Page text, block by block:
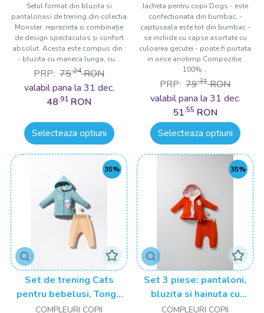
Setul format din bluzita si
pantalonasi de trening din colectia
Monster, reprezinta o combinație
de design spectaculos și confort
absolut. Acesta este compus din :
- bluzita cu maneca lunga, cu...
PRP: 75,24 RON
valabil pana la 31 dec.
48,91 RON
Selecteaza optiuni
Jacheta pentru copii Dogs - este
confectionata din bumbac, -
captuseala este tot din bumbac -
se inchide cu capse asortate cu
culoarea gecutei - poate fi purtata
in orice anotimp Compozitie:
100%...
PRP: 79,31 RON
valabil pana la 31 dec.
51,55 RON
Selecteaza optiuni
35%
Set de trening Cats
pentru bebelusi, Tongs
baby
COMPLEURI COPII
35%
Set 3 piese: pantaloni,
bluzita si hainuta cu
gluga eleganta pentru
COMPLEURI COPII